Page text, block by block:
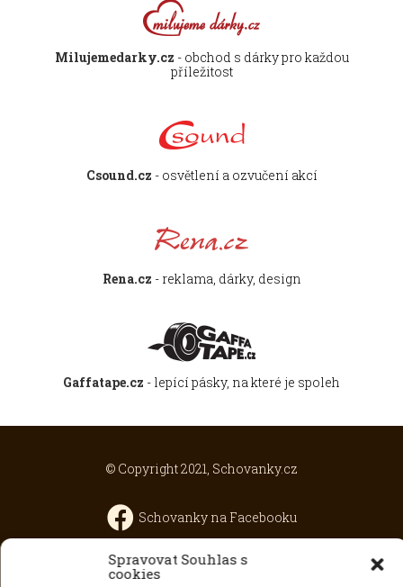
Spravovat Souhlas s
cookies
Milujemedarky.cz - obchod s dárky pro každou
příležitost
Csound.cz - osvětlení a ozvučení akcí
Rena.cz - reklama, dárky, design
Gaffatape.cz - lepící pásky, na které je spoleh
© Copyright 2021, Schovanky.cz
Schovanky na Facebooku
Rena.cz - design with